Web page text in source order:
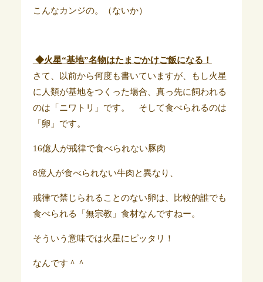
こんなカンジの。（ないか）
◆火星“基地”名物はたまごかけご飯になる！
さて、以前から何度も書いていますが、もし火星
に人類が基地をつくった場合、真っ先に飼われる
のは「ニワトリ」です。 そして食べられるのは
「卵」です。
16億人が戒律で食べられない豚肉
8億人が食べられない牛肉と異なり、
戒律で禁じられることのない卵は、比較的誰でも
食べられる「無宗教」食材なんですねー。
そういう意味では火星にピッタリ！
なんです＾＾